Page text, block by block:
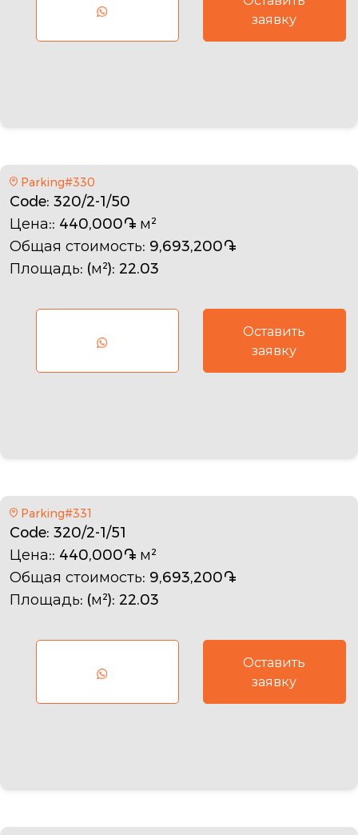
заявку
Parking#330
Code: 320/2-1/50
Цена:: 440,000֏ м²
Общая стоимость: 9,693,200֏
Площадь: (м²): 22.03
Оставить
заявку
Parking#331
Code: 320/2-1/51
Цена:: 440,000֏ м²
Общая стоимость: 9,693,200֏
Площадь: (м²): 22.03
Оставить
заявку